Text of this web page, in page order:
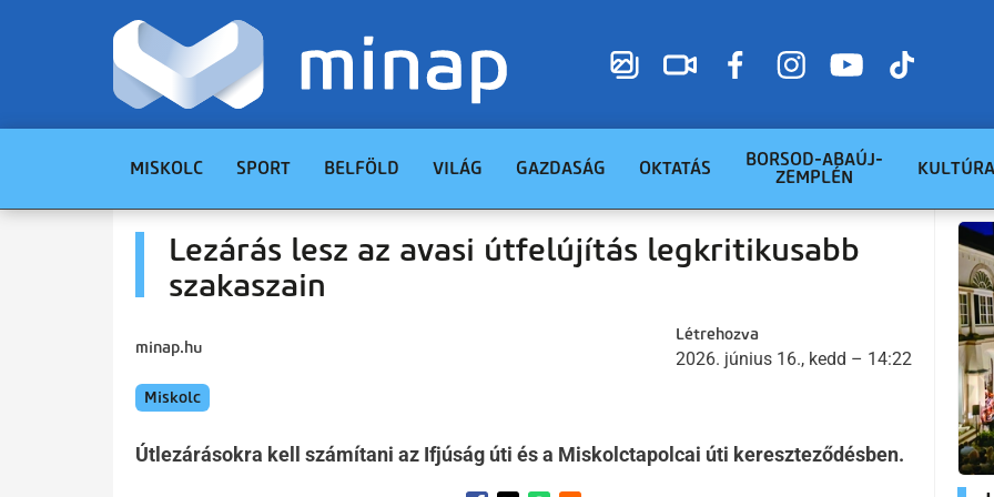
MISKOLC SPORT BELFÖLD VILÁG GAZDASÁG OKTATÁS
BORSOD-ABAÚJ-
ZEMPLÉN
KULTÚRA
Lezárás lesz az avasi útfelújítás legkritikusabb
szakaszain
minap.hu
Létrehozva
2026. június 16., kedd – 14:22
Miskolc
Útlezárásokra kell számítani az Ifjúság úti és a Miskolctapolcai úti kereszteződésben.